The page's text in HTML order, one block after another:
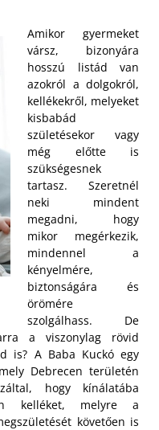
Amikor gyermeket
vársz, bizonyára
hosszú listád van
azokról a dolgokról,
kellékekről, melyeket
kisbabád
születésekor vagy
még előtte is
szükségesnek
tartasz. Szeretnél
neki mindent
megadni, hogy
mikor megérkezik,
mindennel a
kényelmére,
biztonságára és
örömére
szolgálhass. De
a viszonylag rövid
is? A Baba Kuckó egy
Debrecen területén
hogy kínálatába
kelléket, melyre a
követően is